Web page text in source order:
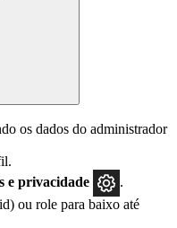
os dados do administrador
e privacidade
.
ou role para baixo até